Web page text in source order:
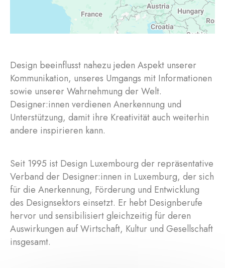
Design beeinflusst nahezu jeden Aspekt unserer
Kommunikation, unseres Umgangs mit Informationen
sowie unserer Wahrnehmung der Welt.
Designer:innen verdienen Anerkennung und
Unterstützung, damit ihre Kreativität auch weiterhin
andere inspirieren kann.
Seit 1995 ist Design Luxembourg der repräsentative
Verband der Designer:innen in Luxemburg, der sich
für die Anerkennung, Förderung und Entwicklung
des Designsektors einsetzt. Er hebt Designberufe
hervor und sensibilisiert gleichzeitig für deren
Auswirkungen auf Wirtschaft, Kultur und Gesellschaft
insgesamt.